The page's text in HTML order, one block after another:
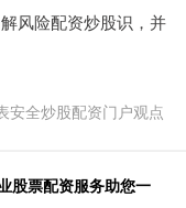
风险配资炒股识，并
安全炒股配资门户观点
股票配资服务助您一